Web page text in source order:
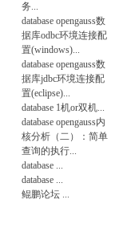
务...
database opengauss数
据库odbc环境连接配
置(windows)...
database opengauss数
据库jdbc环境连接配
置(eclipse)...
database 1机or双机...
database opengauss内
核分析（二）：简单
查询的执行...
database ...
database ...
鲲鹏论坛 ...